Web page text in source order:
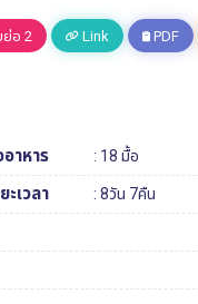
ย่อ 2 Link PDF
อาหาร : 18 มื้อ
ะเวลา : 8วัน 7คืน